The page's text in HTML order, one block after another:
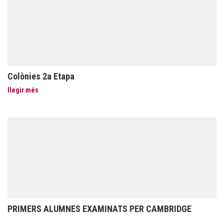
Colònies 2a Etapa
llegir més
PRIMERS ALUMNES EXAMINATS PER CAMBRIDGE